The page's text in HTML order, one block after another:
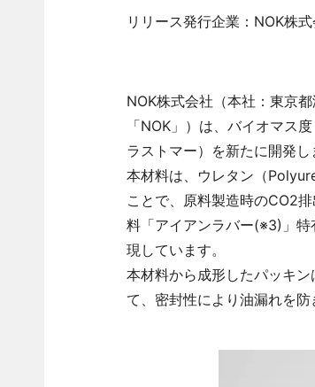
リリース発行企業：NOK株
NOK株式会社（本社：東京
「NOK」）は、バイオマス
ラストマー）を新たに開発し
本材料は、ウレタン（
ことで、原料製造時のCO2
料「アイアンラバー(※3)」
現しています。
本材料から成形したパッキ
て、密封性により油漏れを防